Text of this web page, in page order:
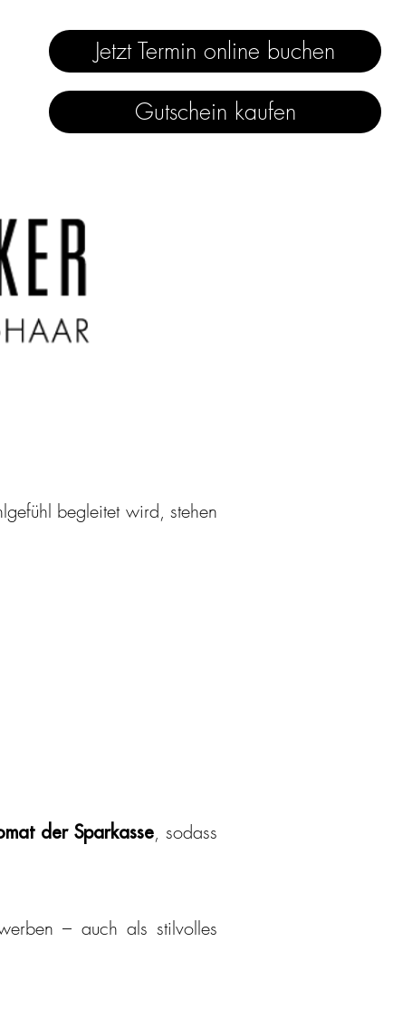
Jetzt Termin online buchen
Gutschein kaufen
begleitet wird, stehen
der Sparkasse, sodass
– auch als stilvolles